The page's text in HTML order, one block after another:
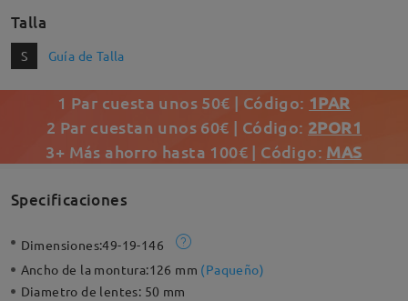
Talla
S Guía de Talla
1 Par cuesta unos 50€ | Código: 1PAR
2 Par cuestan unos 60€ | Código: 2POR1
3+ Más ahorro hasta 100€ | Código: MAS
Specificaciones
Dimensiones:49-19-146
Ancho de la montura:126 mm (Paqueño)
Diametro de lentes: 50 mm